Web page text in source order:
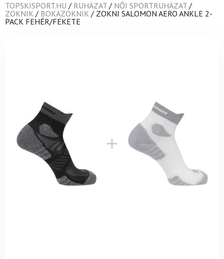
TOPSKISPORT.HU / RUHÁZAT / NŐI SPORTRUHÁZAT /
ZOKNIK / BOKAZOKNIK / ZOKNI SALOMON AERO ANKLE 2-
PACK FEHÉR/FEKETE